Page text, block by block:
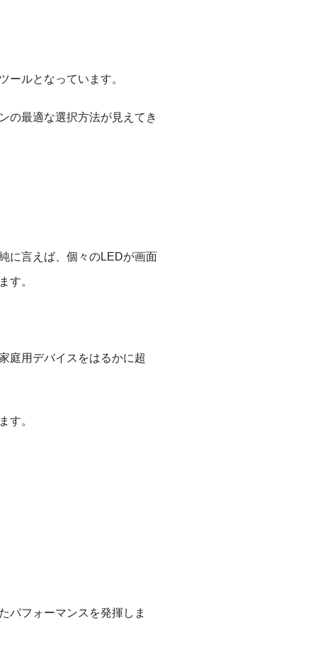
ールとなっています。
の最適な選択方法が見えてき
に言えば、個々のLEDが画面
す。
庭用デバイスをはるかに超
す。
パフォーマンスを発揮しま